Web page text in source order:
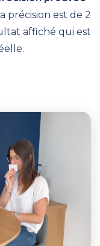
précision est de 2
affiché qui est